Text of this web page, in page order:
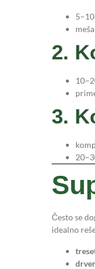
2.
3.
Često se
idealno